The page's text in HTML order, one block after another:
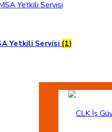
Yetkili Servisi (1)